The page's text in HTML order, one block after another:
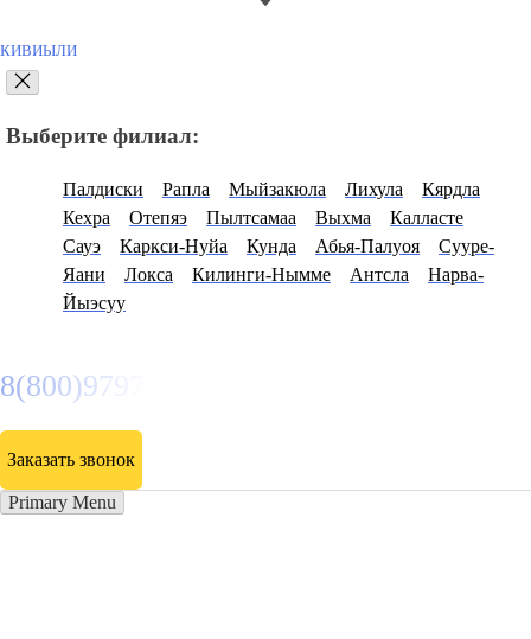
КИВИЫЛИ
Выберите филиал:
Палдиски Рапла Мыйзакюла Лихула
Кярдла
Кехра
Отепяэ Пылтсамаа Выхма
Калласте
Сауэ
Каркси-Нуйа Кунда Абья-Палуоя
Сууре-
Яани
Локса Килинги-Нымме Антсла
Нарва-
Йыэсуу
8(800)9797043
Заказать звонок
Primary Menu